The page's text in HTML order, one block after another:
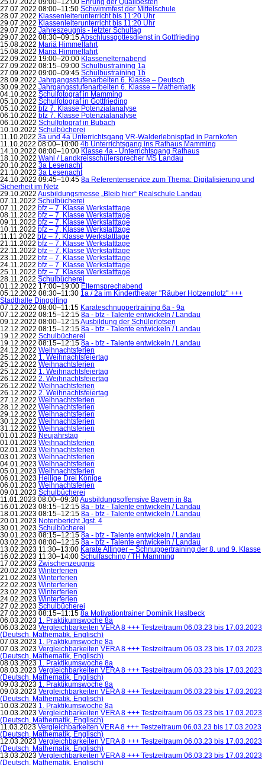
25.07.2022 09:00–12:00 Ehrung der Qualibesten
27.07.2022 08:00–11:50 Schwimmfest der Mittelschule
28.07.2022 Klassenleiterunterricht bis 11:20 Uhr
29.07.2022 Klassenleiterunterricht bis 11:20 Uhr
29.07.2022 Jahreszeugnis - letzter Schultag
29.07.2022 08:30–09:15Abschlussgottesdienst in Gottfrieding
15.08.2022 Mariä Himmelfahrt
15.08.2022 Mariä Himmelfahrt
22.09.2022 19:00–20:00 Klassenelternabend
27.09.2022 08:15–09:00 Schulbustraining 1a
27.09.2022 09:00–09:45 Schulbustraining 1b
28.09.2022 Jahrgangsstufenarbeiten 6. Klasse – Deutsch
30.09.2022 Jahrgangsstufenarbeiten 6. Klasse – Mathematik
04.10.2022 Schulfotograf in Mamming
05.10.2022 Schulfotograf in Gottfrieding
05.10.2022 bfz 7. Klasse Potenzialanalyse
06.10.2022 bfz 7. Klasse Potenzialanalyse
06.10.2022 Schulfotograf in Bubach
10.10.2022 Schulbücherei
11.10.2022 3a und 4a Unterrichtsgang VR-Walderlebnispfad in Parnkofen
11.10.2022 08:00–10:00 4b Unterrichtsgang ins Rathaus Mamming
14.10.2022 08:00–10:00 Klasse 4a - Unterrichtsgang Rathaus
18.10.2022 Wahl / Landkreisschülersprecher MS Landau
20.10.2022 3a Lesenacht
21.10.2022 3a Lesenacht
24.10.2022 09:45–10:45 8a Referentenservice zum Thema: Digitalisierung und
Sicherheit im Netz
29.10.2022 Ausbildungsmesse „Bleib hier“ Realschule Landau
07.11.2022 Schulbücherei
07.11.2022 bfz – 7. Klasse Werkstatttage
08.11.2022 bfz – 7. Klasse Werkstatttage
09.11.2022 bfz – 7. Klasse Werkstatttage
10.11.2022 bfz – 7. Klasse Werkstatttage
11.11.2022 bfz – 7. Klasse Werkstatttage
21.11.2022 bfz – 7. Klasse Werkstatttage
22.11.2022 bfz – 7. Klasse Werkstatttage
23.11.2022 bfz – 7. Klasse Werkstatttage
24.11.2022 bfz – 7. Klasse Werkstatttage
25.11.2022 bfz – 7. Klasse Werkstatttage
28.11.2022 Schulbücherei
01.12.2022 17:00–19:00 Elternsprechabend
05.12.2022 08:30–11:30 1a / 2a im Kindertheater "Räuber Hotzenplotz" +++
Stadthalle Dingolfing
07.12.2022 08:00–11:15 Karateschnuppertraining 6a - 9a
07.12.2022 08:15–12:15 8a - bfz - Talente entwickeln / Landau
09.12.2022 08:00–12:15Ausbildung der Schülerlotsen
12.12.2022 08:15–12:15 8a - bfz - Talente entwickeln / Landau
19.12.2022 Schulbücherei
19.12.2022 08:15–12:15 8a - bfz - Talente entwickeln / Landau
24.12.2022 Weihnachtsferien
25.12.2022 1. Weihnachtsfeiertag
25.12.2022 Weihnachtsferien
25.12.2022 1. Weihnachtsfeiertag
26.12.2022 2. Weihnachtsfeiertag
26.12.2022 Weihnachtsferien
26.12.2022 2. Weihnachtsfeiertag
27.12.2022 Weihnachtsferien
28.12.2022 Weihnachtsferien
29.12.2022 Weihnachtsferien
30.12.2022 Weihnachtsferien
31.12.2022 Weihnachtsferien
01.01.2023 Neujahrstag
01.01.2023 Weihnachtsferien
02.01.2023 Weihnachtsferien
03.01.2023 Weihnachtsferien
04.01.2023 Weihnachtsferien
05.01.2023 Weihnachtsferien
06.01.2023 Heilige Drei Könige
06.01.2023 Weihnachtsferien
09.01.2023 Schulbücherei
11.01.2023 08:00–09:30Ausbildungsoffensive Bayern in 8a
16.01.2023 08:15–12:15 8a - bfz - Talente entwickeln / Landau
18.01.2023 08:15–12:15 8a - bfz - Talente entwickeln / Landau
20.01.2023 Notenbericht Jgst. 4
30.01.2023 Schulbücherei
30.01.2023 08:15–12:15 8a - bfz - Talente entwickeln / Landau
03.02.2023 08:00–12:15 8a - bfz - Talente entwickeln / Landau
13.02.2023 11:30–13:00 Karate Altinger – Schnuppertraining der 8. und 9. Klasse
16.02.2023 11:30–14:00 Schulfasching / TH Mamming
17.02.2023 Zwischenzeugnis
20.02.2023 Winterferien
21.02.2023 Winterferien
22.02.2023 Winterferien
23.02.2023 Winterferien
24.02.2023 Winterferien
27.02.2023 Schulbücherei
27.02.2023 08:15–11:15 8a Motivationtrainer Dominik Haslbeck
06.03.2023 1. Praktikumswoche 8a
06.03.2023 Vergleichbarkeiten VERA 8 +++ Testzeitraum 06.03.23 bis 17.03.2023
(Deutsch, Mathematik, Englisch)
07.03.2023 1. Praktikumswoche 8a
07.03.2023 Vergleichbarkeiten VERA 8 +++ Testzeitraum 06.03.23 bis 17.03.2023
(Deutsch, Mathematik, Englisch)
08.03.2023 1. Praktikumswoche 8a
08.03.2023 Vergleichbarkeiten VERA 8 +++ Testzeitraum 06.03.23 bis 17.03.2023
(Deutsch, Mathematik, Englisch)
09.03.2023 1. Praktikumswoche 8a
09.03.2023 Vergleichbarkeiten VERA 8 +++ Testzeitraum 06.03.23 bis 17.03.2023
(Deutsch, Mathematik, Englisch)
10.03.2023 1. Praktikumswoche 8a
10.03.2023 Vergleichbarkeiten VERA 8 +++ Testzeitraum 06.03.23 bis 17.03.2023
(Deutsch, Mathematik, Englisch)
11.03.2023 Vergleichbarkeiten VERA 8 +++ Testzeitraum 06.03.23 bis 17.03.2023
(Deutsch, Mathematik, Englisch)
12.03.2023 Vergleichbarkeiten VERA 8 +++ Testzeitraum 06.03.23 bis 17.03.2023
(Deutsch, Mathematik, Englisch)
13.03.2023 Vergleichbarkeiten VERA 8 +++ Testzeitraum 06.03.23 bis 17.03.2023
(Deutsch, Mathematik, Englisch)